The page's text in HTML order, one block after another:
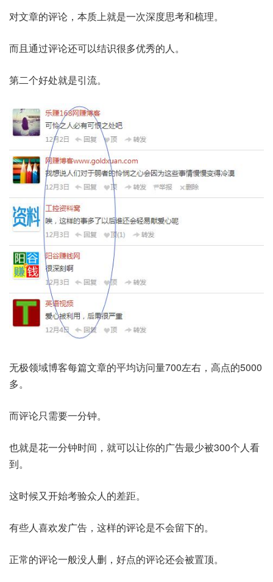
对文章的评论，本质上就是一次深度思考和梳理。
而且通过评论还可以结识很多优秀的人。
第二个好处就是引流。
无极领域博客每篇文章的平均访问量700左右，高点的5000
多。
而评论只需要一分钟。
也就是花一分钟时间，就可以让你的广告最少被300个人看
到。
这时候又开始考验众人的差距。
有些人喜欢发广告，这样的评论是不会留下的。
正常的评论一般没人删，好点的评论还会被置顶。